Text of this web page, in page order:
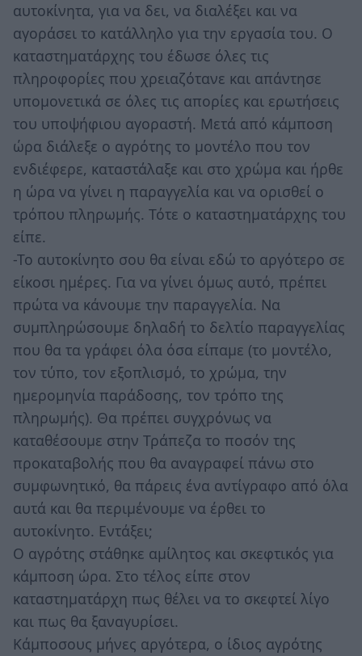
αυτοκίνητα, για να δει, να διαλέξει και να
αγοράσει το κατάλληλο για την εργασία του. Ο
καταστηματάρχης του έδωσε όλες τις
πληροφορίες που χρειαζότανε και απάντησε
υπομονετικά σε όλες τις απορίες και ερωτήσεις
του υποψήφιου αγοραστή. Μετά από κάμποση
ώρα διάλεξε ο αγρότης το μοντέλο που τον
ενδιέφερε, καταστάλαξε και στο χρώμα και ήρθε
η ώρα να γίνει η παραγγελία και να ορισθεί ο
τρόπου πληρωμής. Τότε ο καταστηματάρχης του
είπε.
-Το αυτοκίνητο σου θα είναι εδώ το αργότερο σε
είκοσι ημέρες. Για να γίνει όμως αυτό, πρέπει
πρώτα να κάνουμε την παραγγελία. Να
συμπληρώσουμε δηλαδή το δελτίο παραγγελίας
που θα τα γράφει όλα όσα είπαμε (το μοντέλο,
τον τύπο, τον εξοπλισμό, το χρώμα, την
ημερομηνία παράδοσης, τον τρόπο της
πληρωμής). Θα πρέπει συγχρόνως να
καταθέσουμε στην Τράπεζα το ποσόν της
προκαταβολής που θα αναγραφεί πάνω στο
συμφωνητικό, θα πάρεις ένα αντίγραφο από όλα
αυτά και θα περιμένουμε να έρθει το
αυτοκίνητο. Εντάξει;
Ο αγρότης στάθηκε αμίλητος και σκεφτικός για
κάμποση ώρα. Στο τέλος είπε στον
καταστηματάρχη πως θέλει να το σκεφτεί λίγο
και πως θα ξαναγυρίσει.
Κάμποσους μήνες αργότερα, ο ίδιος αγρότης